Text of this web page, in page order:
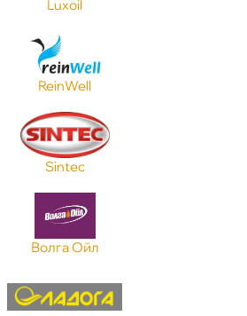
Luxoil
ReinWell
Sintec
олга Ойл